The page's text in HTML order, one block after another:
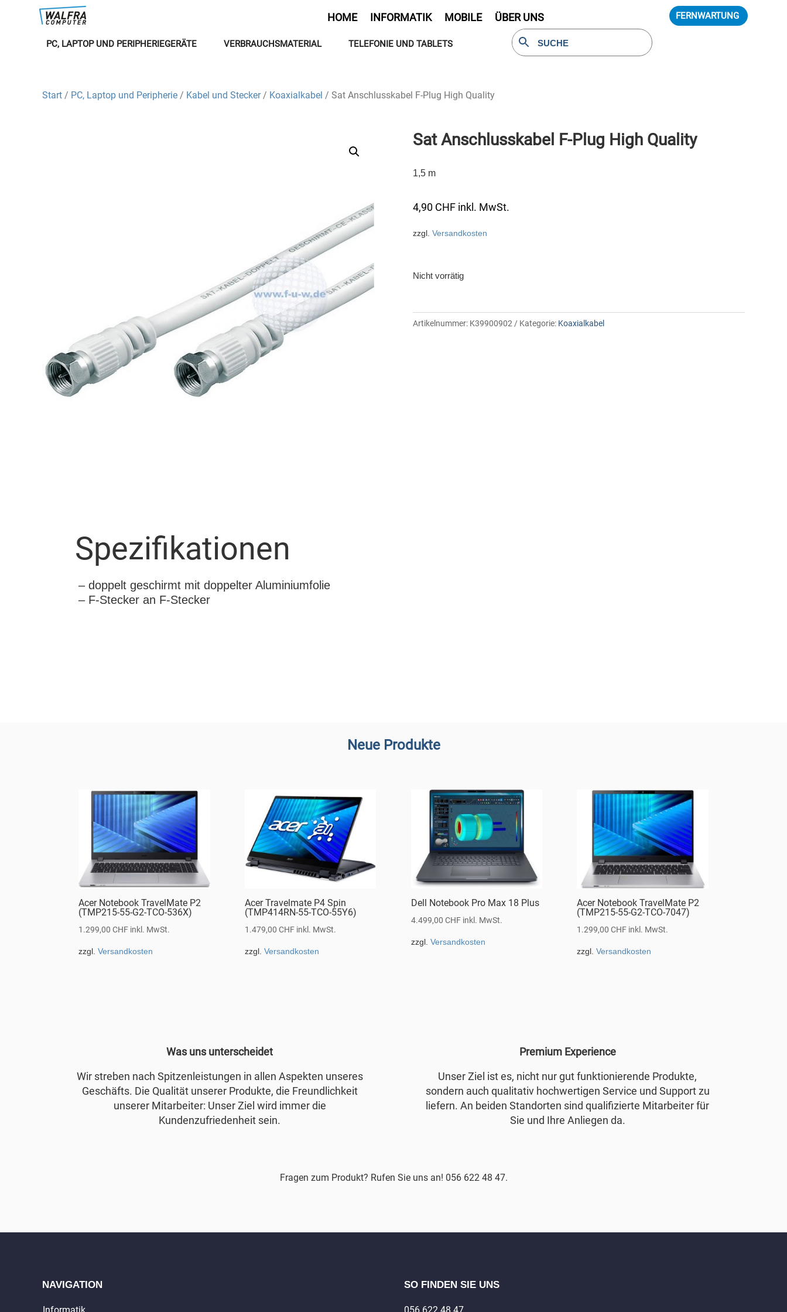
HOME INFORMATIK MOBILE ÜBER UNS FERNWARTUNG
PC, LAPTOP UND PERIPHERIEGERÄTE VERBRAUCHSMATERIAL TELEFONIE UND TABLETS
Start / PC, Laptop und Peripherie / Kabel und Stecker/ Koaxialkabel / Sat Anschlusskabel F-Plug High Quality
Sat Anschlusskabel F-Plug High Quality
1,5 m
4,90 CHF inkl. MwSt.
zzgl. Versandkosten
Nicht vorrätig
Artikelnummer: K39900902 Kategorie: Koaxialkabel
Spezifikationen
– doppelt geschirmt mit doppelter Aluminiumfolie
– F-Stecker an F-Stecker
Neue Produkte
Acer Notebook TravelMate P2
(TMP215-55-G2-TCO-536X)
1.299,00CHF inkl. MwSt.
zzgl.Versandkosten
Acer Travelmate P4 Spin
(TMP414RN-55-TCO-55Y6)
1.479,00 CHF inkl. MwSt.
zzgl. Versandkosten
Dell Notebook Pro Max 18 Plus
4.499,00 CHF inkl. MwSt.
zzgl. Versandkosten
Acer Notebook TravelMate P2
(TMP215-55-G2-TCO-7047)
1.299,00CHF inkl. MwSt.
zzgl.Versandkosten
Was uns unterscheidet
Wir streben nach Spitzenleistungen in allen Aspekten unseres
Geschäfts. Die Qualität unserer Produkte, die Freundlichkeit
unserer Mitarbeiter: Unser Ziel wird immer die
Kundenzufriedenheit sein.
Premium Experience
Unser Ziel ist es, nicht nur gut funktionierende Produkte,
sondern auch qualitativ hochwertigen Service und Support zu
liefern. An beiden Standorten sind qualifizierte Mitarbeiter für
Sie und Ihre Anliegen da.
Fragen zum Produkt? Rufen Sie uns an! 056 622 48 47.
NAVIGATION SO FINDEN SIE UNS